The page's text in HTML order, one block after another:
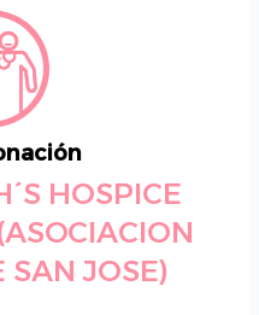
HOSPICE
SAN JOSE)